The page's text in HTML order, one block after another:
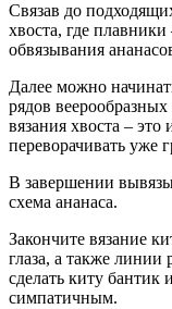
Связав до
хвоста, где
обвязывания
Далее можно
рядов
вязания хвоста –
переворачивать уже
В завершении
схема ананаса.
Закончите вязание
глаза, а также
сделать киту бантик
симпатичным.